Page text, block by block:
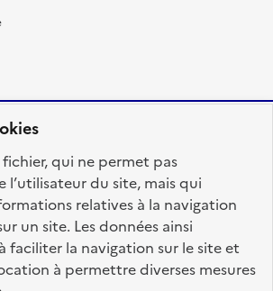
qui ne permet pas
l’utilisateur du site, mais qui
relatives à la navigation
un site. Les données ainsi
faciliter la navigation sur le site et
à permettre diverses mesures
legifrance.gouv.fr